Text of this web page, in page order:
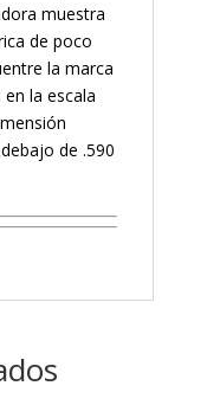
muestra
de poco
la marca
la escala
de .590